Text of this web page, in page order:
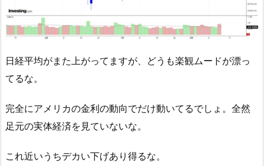
日経平均がまた上がってますが、どうも楽観ムードが漂っ
てるな。
完全にアメリカの金利の動向でだけ動いてるでしょ。全然
足元の実体経済を見ていないな。
これ近いうちデカい下げあり得るな。